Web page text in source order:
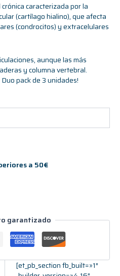
caracterizada por la
(cartílago hialino), que afecta
(condrocitos) y extracelulares
aunque las más
y columna vertebral.
pack de 3 unidades!
a 50€
garantizado
[et_pb_section fb_built=»1″